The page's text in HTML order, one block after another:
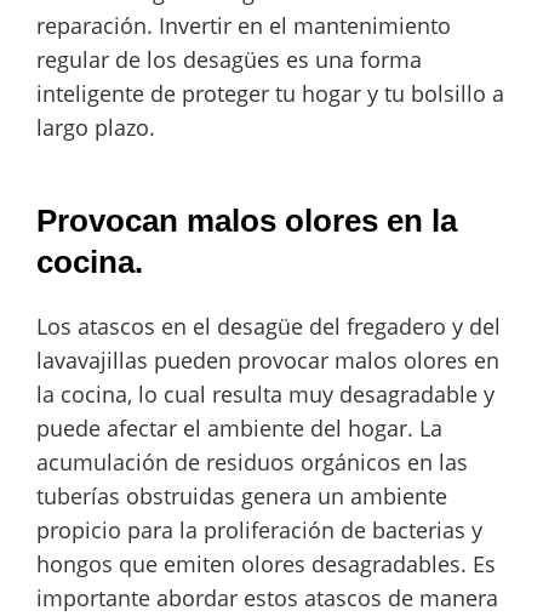
reparación. Invertir en el mantenimiento
regular de los desagües es una forma
inteligente de proteger tu hogar y tu bolsillo a
largo plazo.
Provocan malos olores en la
cocina.
Los atascos en el desagüe del fregadero y del
lavavajillas pueden provocar malos olores en
la cocina, lo cual resulta muy desagradable y
puede afectar el ambiente del hogar. La
acumulación de residuos orgánicos en las
tuberías obstruidas genera un ambiente
propicio para la proliferación de bacterias y
hongos que emiten olores desagradables. Es
importante abordar estos atascos de manera